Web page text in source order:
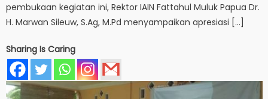
pembukaan kegiatan ini, Rektor IAIN Fattahul Muluk Papua Dr.
H. Marwan Sileuw, S.Ag, M.Pd menyampaikan apresiasi […]
Sharing Is Caring